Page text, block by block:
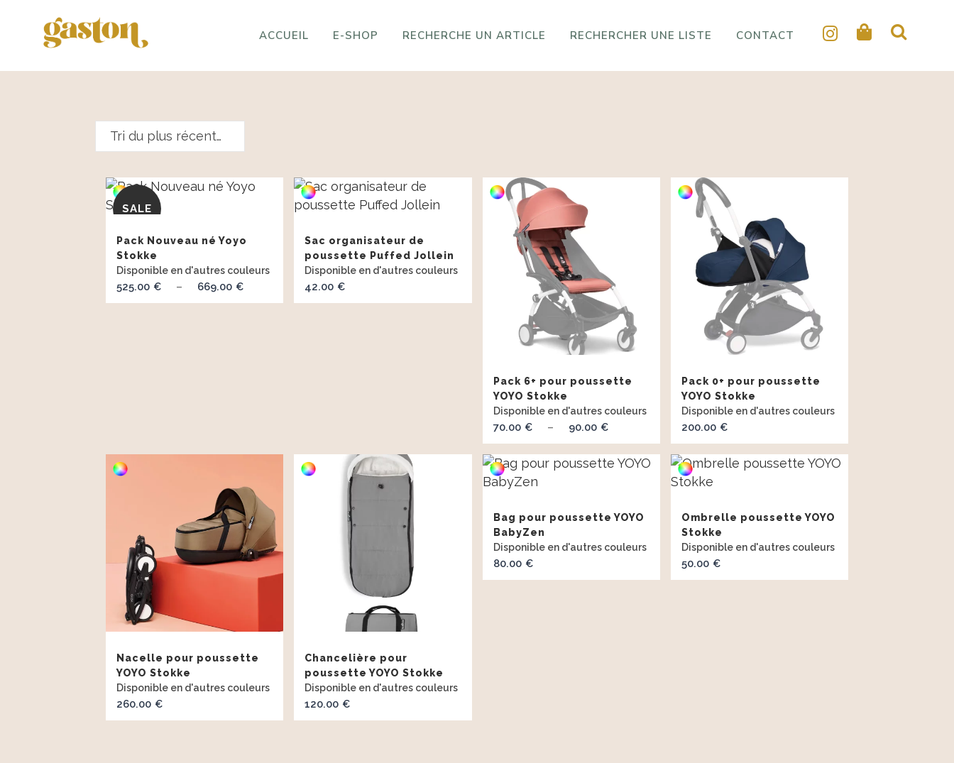
ACCUEIL E-SHOP RECHERCHE UN ARTICLE RECHERCHER UNE LISTE CONTACT
Tri du plus récent au plus ancien
SALE
Pack Nouveau né Yoyo
Stokke
525.00 € – 669.00 €
de
Sac organisateur de
poussette Puffed Jollein
42.00 €
Pack 6+ pour poussette
YOYO Stokke
70.00 € – 90.00 €
de
prix :
90.00 €
Pack 0+ pour poussette
YOYO Stokke
200.00 €
Nacelle pour poussette
YOYO Stokke
260.00 €
Chancelière pour
poussette YOYO Stokke
120.00 €
Bag pour poussette YOYO
BabyZen
80.00 €
Ombrelle poussette YOYO
Stokke
50.00 €